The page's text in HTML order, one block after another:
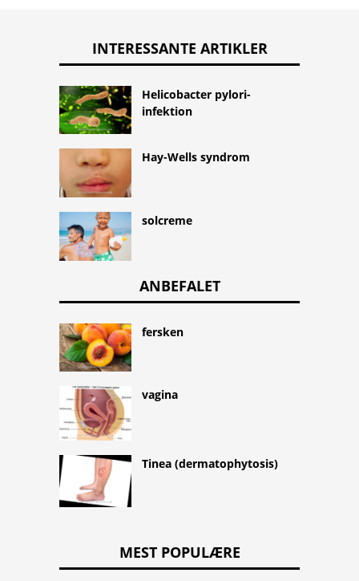
INTERESSANTE ARTIKLER
Helicobacter pylori-
infektion
Hay-Wells syndrom
solcreme
ANBEFALET
fersken
vagina
Tinea (dermatophytosis)
MEST POPULÆRE